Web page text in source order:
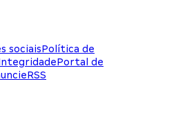
sociaisPolítica de
Portal de
RSS